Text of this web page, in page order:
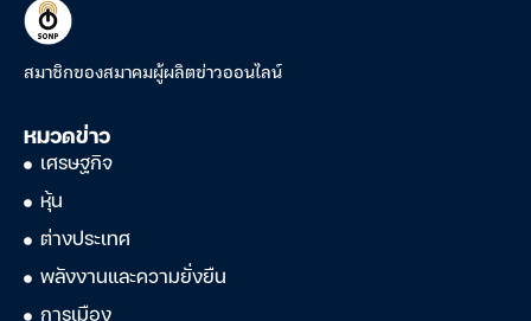
สมาชิกของสมาคมผู้ผลิตข่าวออนไลน์
หมวดข่าว
เศรษฐกิจ
หุ้น
ต่างประเทศ
พลังงานและความยั่งยืน
การเมือง